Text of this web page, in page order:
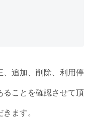
、追加、削除、利用停
ることを確認させて頂
ます。